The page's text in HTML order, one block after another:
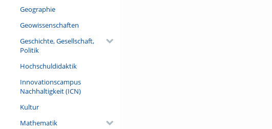
Geographie
Geowissenschaften
Geschichte, Gesellschaft,
Politik
Hochschuldidaktik
Innovationscampus
Nachhaltigkeit (ICN)
Kultur
Mathematik